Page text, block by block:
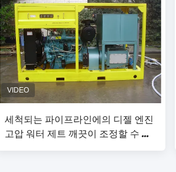
세척되는 파이프라인에의 디젤 엔진
고압 워터 제트 깨끗이 조정할 수 있
는 압력